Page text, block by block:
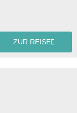
ZUR REISE